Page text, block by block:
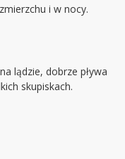
i w nocy.
lądzie, dobrze pływa
skupiskach.